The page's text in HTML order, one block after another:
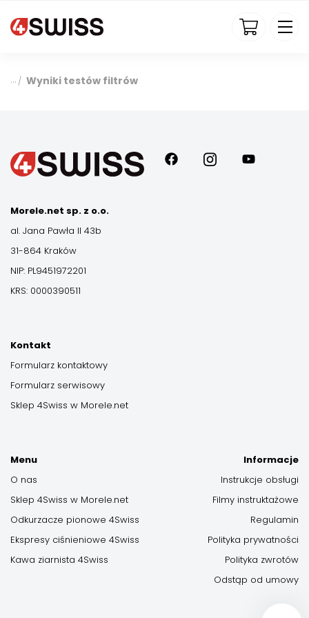
4swiss.pl
/ Wyniki testów filtrów
Morele.net sp. z o.o.
al. Jana Pawła II 43b
31-864 Kraków
NIP: PL9451972201
KRS: 0000390511
Kontakt
Formularz kontaktowy
Formularz serwisowy
Sklep 4Swiss w Morele.net
Menu
O nas
Sklep 4Swiss w Morele.net
Odkurzacze pionowe 4Swiss
Ekspresy ciśnieniowe 4Swiss
Kawa ziarnista 4Swiss
Informacje
Instrukcje obsługi
Filmy instruktażowe
Regulamin
Polityka prywatności
Polityka zwrotów
Odstąp od umowy